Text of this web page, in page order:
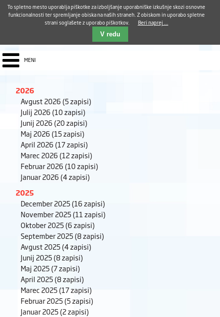
E-pošta ZUDV
Iskalnik
MENI
2026
Avgust 2026 (5 zapisi)
Julij 2026 (10 zapisi)
Junij 2026 (20 zapisi)
Maj 2026 (15 zapisi)
April 2026 (17 zapisi)
Marec 2026 (12 zapisi)
Februar 2026 (10 zapisi)
Januar 2026 (4 zapisi)
2025
December 2025(16 zapisi)
November 2025(11 zapisi)
Oktober 2025(6 zapisi)
September 2025(8 zapisi)
Avgust 2025(4 zapisi)
Junij 2025(8 zapisi)
Maj 2025(7 zapisi)
April 2025(8 zapisi)
Marec 2025(17 zapisi)
Februar 2025(5 zapisi)
Januar 2025(2 zapisi)
To spletno mesto uporablja piškotke za izboljšanje uporabniške izkušnje skozi osnovne
funkcionalnosti ter spremljanje obiska na naših straneh. Z obiskom in uporabo spletne
strani soglašete z uporabo piškotkov.
Beri naprej ...
V redu